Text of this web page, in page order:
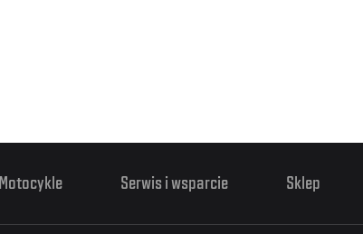
Motocykle Serwis i wsparcie Sklep